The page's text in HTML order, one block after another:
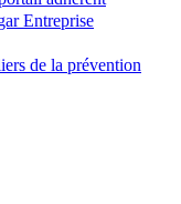
Entreprise
de la prévention